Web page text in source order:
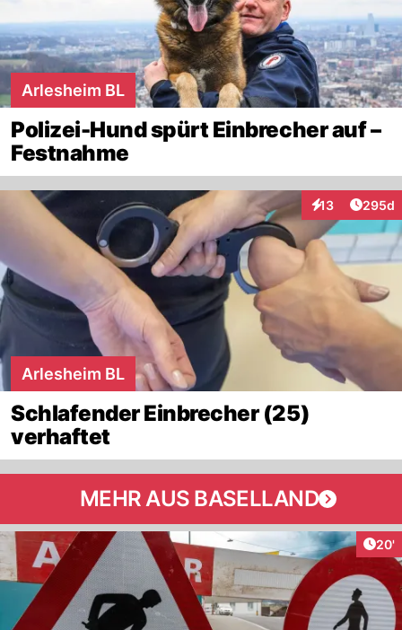
Arlesheim BL
Polizei-Hund spürt Einbrecher auf –
Festnahme
13
Interaktionen
295d
Arlesheim BL
Schlafender Einbrecher (25)
verhaftet
MEHR AUS BASELLAND
20'